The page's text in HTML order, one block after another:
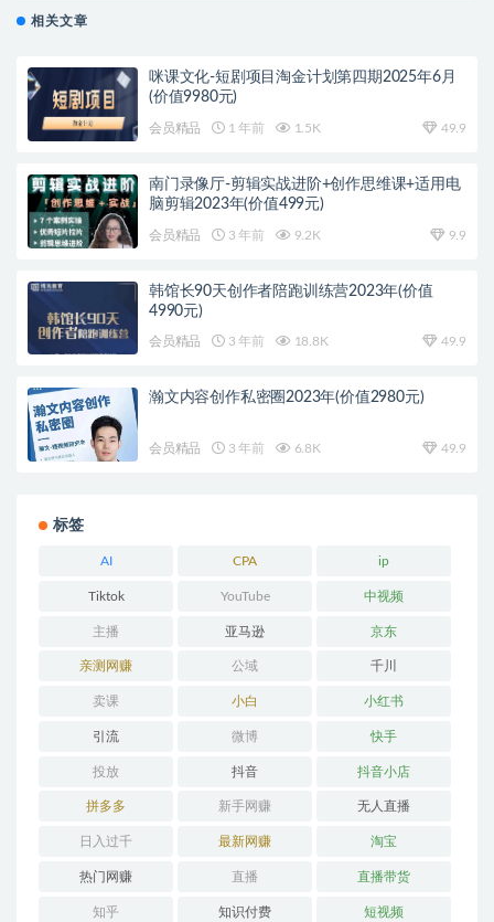
相关文章
咪课文化-短剧项目淘金计划第四期2025年6月
(价值9980元)
会员精品 1 年前 1.5K 49.9
南门录像厅-剪辑实战进阶+创作思维课+适用电
脑剪辑2023年(价值499元)
会员精品 3 年前 9.2K 9.9
韩馆长90天创作者陪跑训练营2023年(价值
4990元)
会员精品 3 年前 18.8K 49.9
瀚文内容创作私密圈2023年(价值2980元)
会员精品 3 年前 6.8K 49.9
标签
AI CPA ip
Tiktok YouTube 中视频
主播 亚马逊 京东
亲测网赚 公域 千川
卖课 小白 小红书
引流 微博 快手
投放 抖音 抖音小店
拼多多 新手网赚 无人直播
日入过千 最新网赚 淘宝
热门网赚 直播 直播带货
知乎 知识付费 短视频